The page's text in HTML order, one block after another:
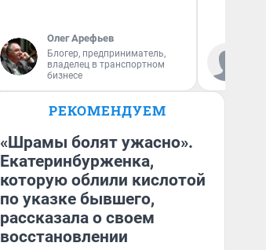
Олег Арефьев
Блогер, предприниматель,
владелец в транспортном
бизнесе
РЕКОМЕНДУЕМ
«Шрамы болят ужасно».
Екатеринбурженка,
которую облили кислотой
по указке бывшего,
рассказала о своем
восстановлении